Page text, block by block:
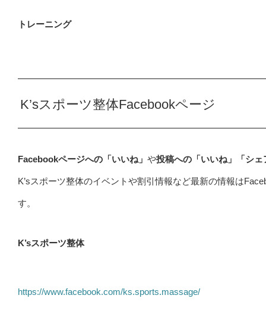
トレーニング
K’sスポーツ整体Facebookページ
Facebookページへの「いいね」 や投稿への「いいね」「シェ
K’sスポーツ整体のイベントや割引情報など最新の情報は
す。
K’sスポーツ整体
https://www.facebook.com/ks.sports.massage/